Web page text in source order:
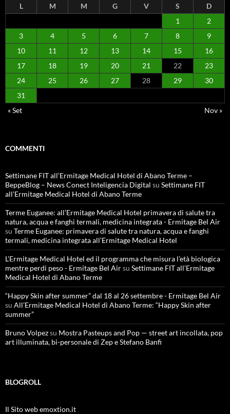
L M M G V S
D
1
2
3
4 5 6 7 8
9
10
11 12 13 14 15
16
17
18 19 20 21 22
23
24
25 26 27 28 29
30
31
« Set
Nov »
COMMENTI
Settimane FIT all’Ermitage Medical Hotel di Abano Terme –
BeppeBlog – News Conect Inteligencia Digital su Settimane FIT
all’Ermitage Medical Hotel di Abano Terme
Terme Euganee: all’Ermitage Medical Hotel primavera di salute tra
natura, acqua e fanghi termali, medicina integrata - Ermitage Bel Air
su Terme Euganee: primavera di salute tra natura, acqua e fanghi
termali, medicina integrata all’Ermitage Medical Hotel
L'Ermitage Medical Hotel ed il programma che misura l’età biologica
mentre perdi peso - Ermitage Bel Airsu Settimane FIT all’Ermitage
Medical Hotel di Abano Terme
“Happy Skin after summer” dal 18 al 26 settembre - Ermitage Bel Air
su All’Ermitage Medical Hotel di Abano Terme: “Happy Skin after
summer”
Bruno Volpezsu Mostra Pasteups and Pop — street art incollata, pop
art illuminata, bi-personale di Zep e Stefano Banfi
BLOGROLL
Il Sito web emoxtion.it